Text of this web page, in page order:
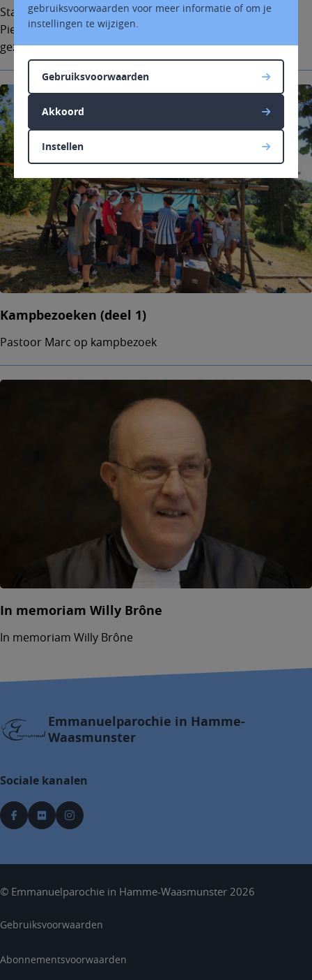
Startvieringen 2026: za 5/9 om 17.30u in Sint-
Pietersbanden en zo 6/9 om 9.30u in Moerzeke met het
gezinskoor. Welkom!
Kampbezoeken (deel 1)
Pastoor Marc op kampbezoek
In memoriam Willy Brône
In memoriam Willy Brône
Emmanuelparochie in Hamme-
Waasmunster
Sociale kanalen
© Emmanuelparochie in Hamme-Waasmunster 2026
Gebruiksvoorwaarden
Abonnementsvoorwaarden
gebruiksvoorwaarden voor meer informatie of om je
instellingen te wijzigen.
Gebruiksvoorwaarden
Akkoord
Instellen